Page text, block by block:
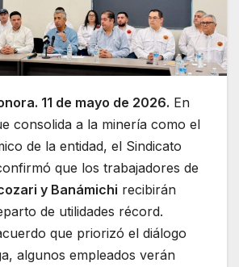
11 de mayo de 2026. En
consolida a la minería como el
de la entidad, el Sindicato
que los trabajadores de
y Banámichi recibirán
de utilidades récord.
que priorizó el diálogo
algunos empleados verán